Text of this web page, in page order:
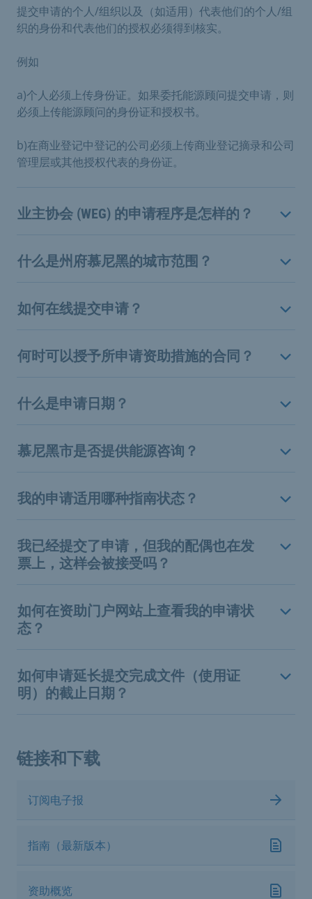
提交申请的个人/组织以及（如适用）代表他们的个人/组
织的身份和代表他们的授权必须得到核实。
例如
a)个人必须上传身份证。如果委托能源顾问提交申请，则
必须上传能源顾问的身份证和授权书。
b)在商业登记中登记的公司必须上传商业登记摘录和公司
管理层或其他授权代表的身份证。
业主协会 (WEG) 的申请程序是怎样的？
什么是州府慕尼黑的城市范围？
如何在线提交申请？
何时可以授予所申请资助措施的合同？
什么是申请日期？
慕尼黑市是否提供能源咨询？
我的申请适用哪种指南状态？
我已经提交了申请，但我的配偶也在发
票上，这样会被接受吗？
如何在资助门户网站上查看我的申请状
态？
如何申请延长提交完成文件（使用证
明）的截止日期？
链接和下载
订阅电子报
指南（最新版本）
资助概览